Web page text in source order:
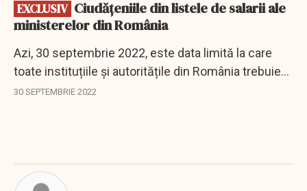
EXCLUSIV
ministerelor din România
Azi, 30 septembrie 2022, este data limită la care
toate instituțiile și autoritățile din România trebuie
să își publice pe site-urile proprii salariile și
30 SEPTEMBRIE 2022